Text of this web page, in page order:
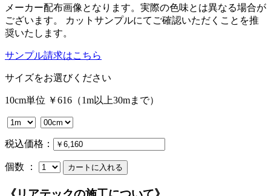
メーカー配布画像となります。実際の色味とは異なる場合が
ございます。 カットサンプルにてご確認いただくことを推
奨いたします。
サンプル請求はこちら
サイズをお選びください
10cm単位 ￥616（1m以上30mまで）
税込価格：
個数 ：